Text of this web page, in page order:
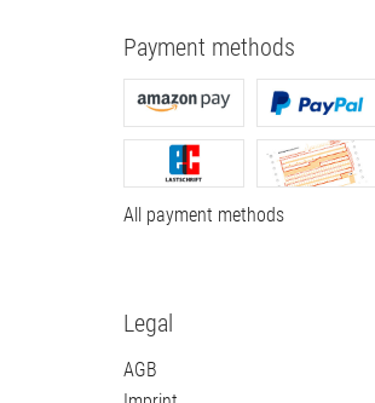
Payment methods
All payment methods
Legal
AGB